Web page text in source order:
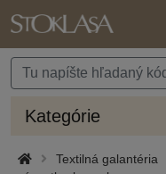
Kategórie
Textilná galantéria